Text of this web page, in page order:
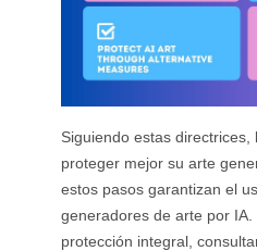
Siguiendo estas
proteger mejor su arte
estos pasos garantizan el
generadores de arte por
protección integral,